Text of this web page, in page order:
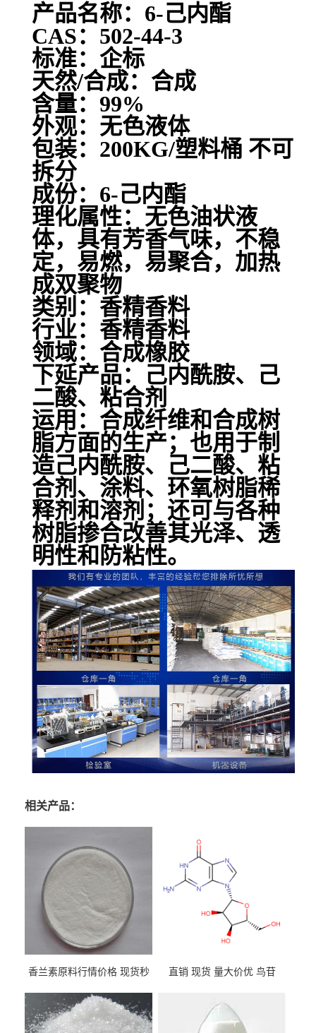
产品名称：6-己内酯
CAS：502-44-3
标准：企标
天然/合成：合成
含量：99%
外观：无色液体
包装：200KG/塑料桶 不可
拆分
成份：6-己内酯
理化属性：无色油状液
体，具有芳香气味，不稳
定，易燃，易聚合，加热
成双聚物
类别：香精香料
行业：香精香料
领域：合成橡胶
下延产品：己内酰胺、己
二酸、粘合剂
运用：合成纤维和合成树
脂方面的生产；也用于制
造己内酰胺、己二酸、粘
合剂、涂料、环氧树脂稀
释剂和溶剂；还可与各种
树脂掺合改善其光泽、透
明性和防粘性。
相关产品：
香兰素原料行情价格 现货秒
直销 现货 量大价优 鸟苷